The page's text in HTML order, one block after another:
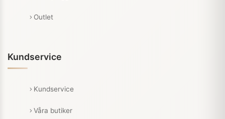
Outlet
Kundservice
Kundservice
Våra butiker